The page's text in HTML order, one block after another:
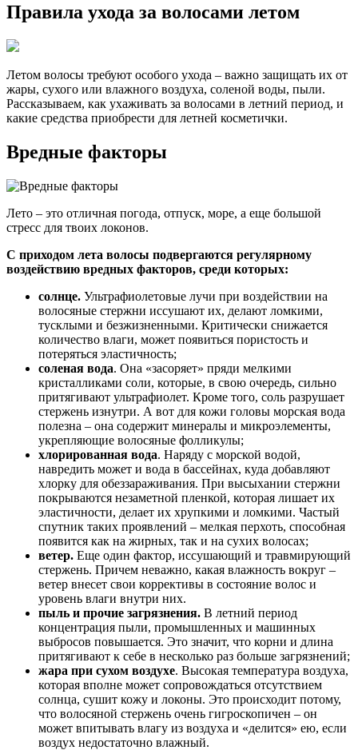
Правила ухода за волосами летом
Летом волосы требуют особого ухода – важно защищать их от
жары, сухого или влажного воздуха, соленой воды, пыли.
Рассказываем, как ухаживать за волосами в летний период, и
какие средства приобрести для летней косметички.
Вредные факторы
Лето – это отличная погода, отпуск, море, а еще большой
стресс для твоих локонов.
С приходом лета волосы подвергаются регулярному
воздействию вредных факторов, среди которых:
солнце. Ультрафиолетовые лучи при воздействии на
волосяные стержни иссушают их, делают ломкими,
тусклыми и безжизненными. Критически снижается
количество влаги, может появиться пористость и
потеряться эластичность;
соленая вода. Она «засоряет» пряди мелкими
кристалликами соли, которые, в свою очередь, сильно
притягивают ультрафиолет. Кроме того, соль разрушает
стержень изнутри. А вот для кожи головы морская вода
полезна – она содержит минералы и микроэлементы,
укрепляющие волосяные фолликулы;
хлорированная вода. Наряду с морской водой,
навредить может и вода в бассейнах, куда добавляют
хлорку для обеззараживания. При высыхании стержни
покрываются незаметной пленкой, которая лишает их
эластичности, делает их хрупкими и ломкими. Частый
спутник таких проявлений – мелкая перхоть, способная
появится как на жирных, так и на сухих волосах;
ветер. Еще один фактор, иссушающий и травмирующий
стержень. Причем неважно, какая влажность вокруг –
ветер внесет свои коррективы в состояние волос и
уровень влаги внутри них.
пыль и прочие загрязнения. В летний период
концентрация пыли, промышленных и машинных
выбросов повышается. Это значит, что корни и длина
притягивают к себе в несколько раз больше загрязнений;
жара при сухом воздухе. Высокая температура воздуха,
которая вполне может сопровождаться отсутствием
солнца, сушит кожу и локоны. Это происходит потому,
что волосяной стержень очень гигроскопичен – он
может впитывать влагу из воздуха и «делится» ею, если
воздух недостаточно влажный.